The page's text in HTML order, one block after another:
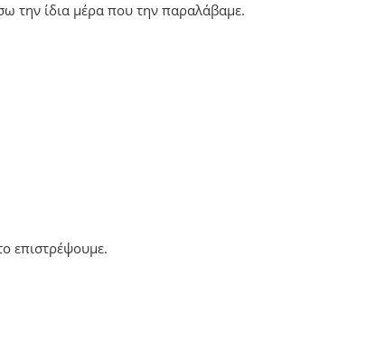
την ίδια μέρα που την παραλάβαμε.
επιστρέψουμε.